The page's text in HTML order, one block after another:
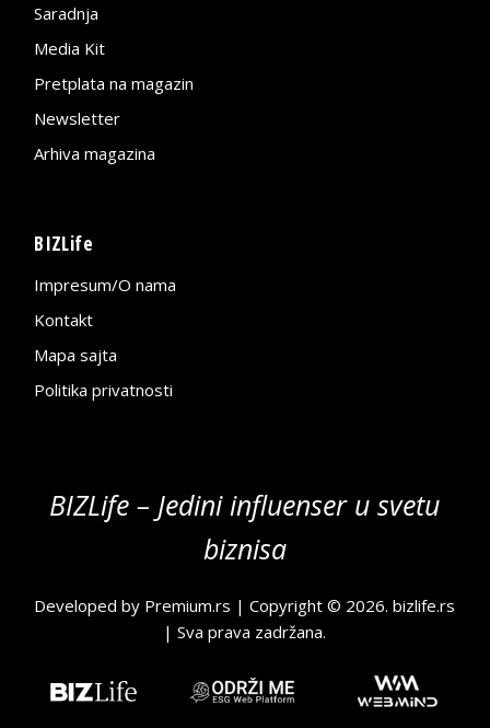
Saradnja
Media Kit
Pretplata na magazin
Newsletter
Arhiva magazina
BIZLife
Impresum/O nama
Kontakt
Mapa sajta
Politika privatnosti
BIZLife – Jedini influenser u svetu
biznisa
Developed by Premium.rs | Copyright © 2026.bizlife.rs
| Sva prava zadržana.